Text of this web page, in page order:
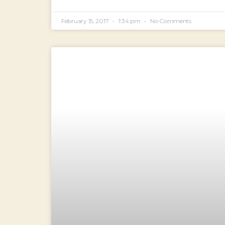
February 15, 2017 1:34 pm No Comments